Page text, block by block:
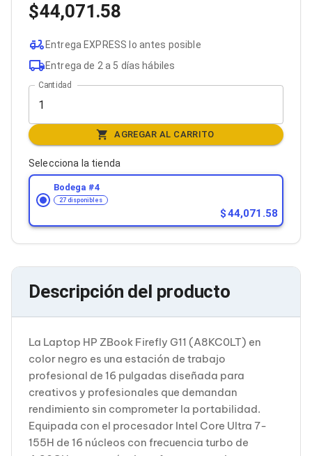
Dispositivos de Entrada
Mouse
Mousepads
Teclados
Teclados Numéricos
Controles de Juego para PC
Servidores
Accesorios para Servidores
Racks y Gabinetes
Charolas para Racks y Gabinetes
Cableado Estructurado para Servidores
Cables KVM
Fuentes de Poder
Enfriamiento para Servidores
Soportes y Paneles
Servidores
Soportes de Datos
Discos Duros / SSD / NAS
Accesorios para Discos Duros
Gabinetes de Discos Duros
Discos Duros Externos
Discos Duros para Videovigilancia
Discos Duros para Servidores
Accesorios para SSD
Gabinetes para SSD
Almacenamiento MSA
Discos Duros Internos para PC
Discos Duros Internos para Laptop
Monitores
44,071.58
Entrega EXPRESS lo antes posible
Entrega de 2 a 5 días hábiles
Cantidad
AGREGAR AL CARRITO
Selecciona la tienda
Bodega #4
27 disponibles
44,071.58
Descripción del producto
La Laptop HP ZBook Firefly G11 (A8KC0LT) en
color negro es una estación de trabajo
profesional de 16 pulgadas diseñada para
creativos y profesionales que demandan
rendimiento sin comprometer la portabilidad.
Equipada con el procesador Intel Core Ultra 7-
155H de 16 núcleos con frecuencia turbo de